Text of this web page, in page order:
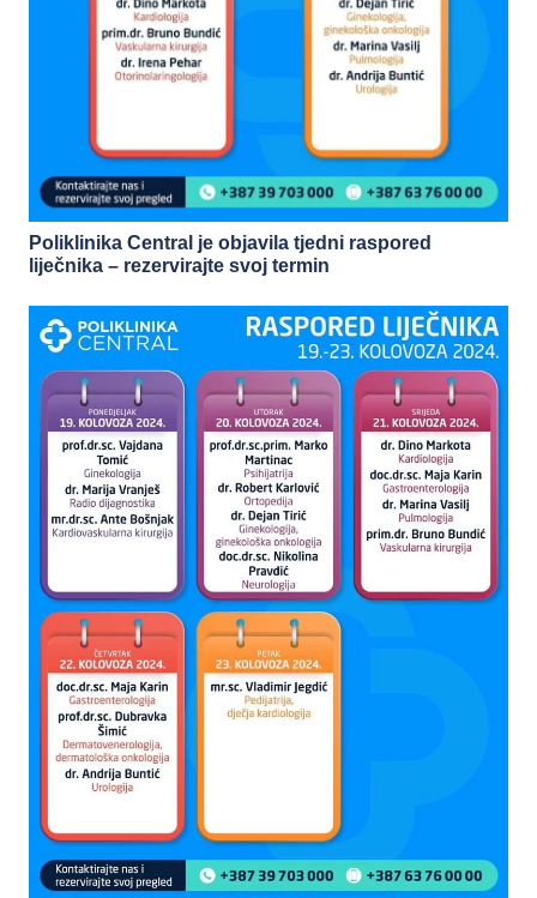
Poliklinika Central je objavila tjedni raspored
liječnika – rezervirajte svoj termin